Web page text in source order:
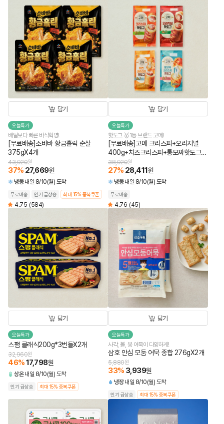
담기
오늘특가
배달보다 빠른 바삭혁명!
[무료배송]소바바 황금홀릭 순살
375gX4개
43,920원
37% 27,669원
냉동 내일 8/10(월) 도착
무료배송 인기 급상승 최대 15% 중복쿠폰
4.75 (584)
담기
오늘특가
핫도그 🥇1등 브랜드 고메!
[무료배송]고메 크리스피+오리지널
400g+치즈크리스피+통모짜핫도그
340g (총 4개)
38,920원
27% 28,411원
냉동 내일 8/10(월) 도착
무료배송
4.76 (45)
담기
오늘특가
스팸 클래식200g*3번들X2개
32,960원
46%17,798원
상온 내일 8/10(월) 도착
인기 급상승 최대 15% 중복쿠폰
담기
오늘특가
사각, 볼, 봉 어묵이 다양하게!
삼호 안심 모둠 어묵 종합 276gX2개
5,880원
33% 3,939원
냉장 내일 8/10(월) 도착
인기 급상승 최대 15% 중복쿠폰